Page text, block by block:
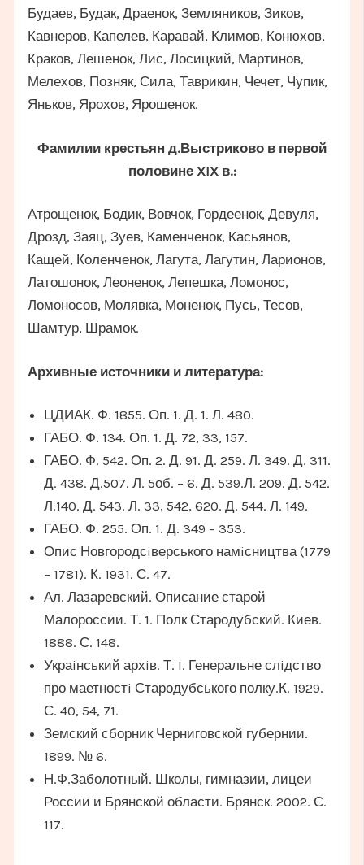
Будаев, Будак, Драенок, Земляников, Зиков,
Кавнеров, Капелев, Каравай, Климов, Конюхов,
Краков, Лешенок, Лис, Лосицкий, Мартинов,
Мелехов, Позняк, Сила, Таврикин, Чечет, Чупик,
Яньков, Ярохов, Ярошенок.
Фамилии крестьян д.Выстриково в первой
половине XIX в.:
Атрощенок, Бодик, Вовчок, Гордеенок, Девуля,
Дрозд, Заяц, Зуев, Каменченок, Касьянов,
Кащей, Коленченок, Лагута, Лагутин, Ларионов,
Латошонок, Леоненок, Лепешка, Ломонос,
Ломоносов, Молявка, Моненок, Пусь, Тесов,
Шамтур, Шрамок.
Архивные источники и литература:
ЦДИАК. Ф. 1855. Оп. 1. Д. 1. Л. 480.
ГАБО. Ф. 134. Оп. 1. Д. 72, 33, 157.
ГАБО. Ф. 542. Оп. 2. Д. 91. Д. 259. Л. 349. Д. 311.
Д. 438. Д.507. Л. 5об. – 6. Д. 539.Л. 209. Д. 542.
Л.140. Д. 543. Л. 33, 542, 620. Д. 544. Л. 149.
ГАБО. Ф. 255. Оп. 1. Д. 349 – 353.
Опис Новгородсiверського намiсництва (1779
– 1781). К. 1931. С. 47.
Ал. Лазаревский. Описание старой
Малороссии. Т. 1. Полк Стародубский. Киев.
1888. С. 148.
Украiнський архiв. Т. I. Генеральне слiдство
про маетностi Стародубського полку.К. 1929.
С. 40, 54, 71.
Земский сборник Черниговской губернии.
1899. № 6.
Н.Ф.Заболотный. Школы, гимназии, лицеи
России и Брянской области. Брянск. 2002. С.
117.